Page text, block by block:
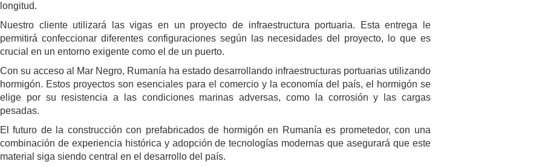
longitud.
Nuestro cliente utilizará las vigas en un proyecto de infraestructura portuaria. Esta entrega le
permitirá confeccionar diferentes configuraciones según las necesidades del proyecto, lo que es
crucial en un entorno exigente como el de un puerto.
Con su acceso al Mar Negro, Rumanía ha estado desarrollando infraestructuras portuarias utilizando
hormigón. Estos proyectos son esenciales para el comercio y la economía del país, el hormigón se
elige por su resistencia a las condiciones marinas adversas, como la corrosión y las cargas
pesadas.
El futuro de la construcción con prefabricados de hormigón en Rumanía es prometedor, con una
combinación de experiencia histórica y adopción de tecnologías modernas que asegurará que este
material siga siendo central en el desarrollo del país.